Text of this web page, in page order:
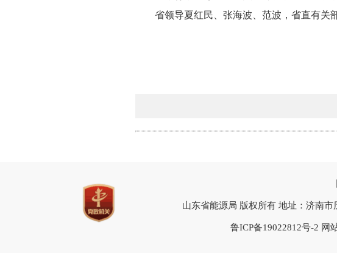
省领导夏红民、张海波、范波，省直有关
山东省能源局 版权所有 地址：济南市
鲁ICP备19022812号-2 网